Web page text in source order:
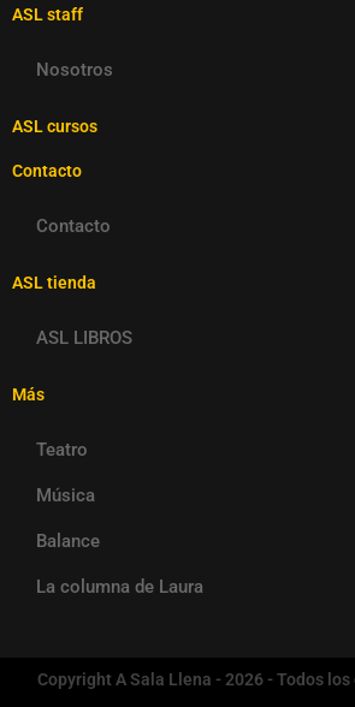
ASL staff
Nosotros
ASL cursos
Contacto
Contacto
ASL tienda
ASL LIBROS
Más
Teatro
Música
Balance
La columna de Laura
Copyright A Sala Llena - 2026 - Todos